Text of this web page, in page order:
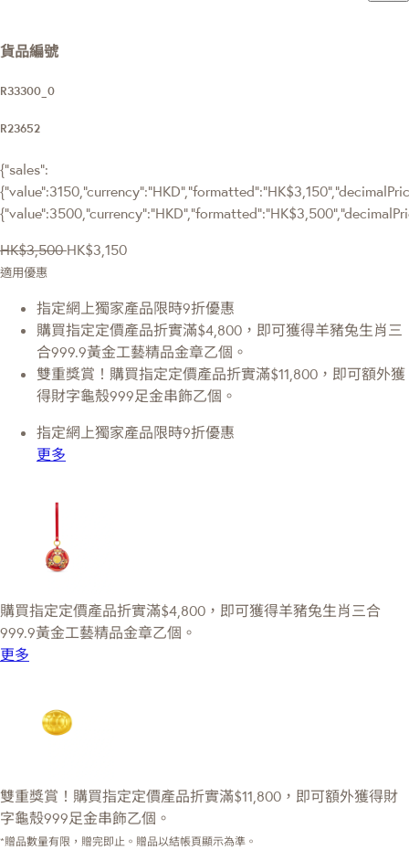
貨品編號
R33300_0
R23652
{"sales":
HK$3,500 HK$3,150
適用優惠
指定網上獨家產品限時9折優惠
購買指定定價產品折實滿$4,800，即可獲得羊豬兔生肖三
合999.9黃金工藝精品金章乙個。
雙重獎賞！購買指定定價產品折實滿$11,800，即可額外獲
得財字龜殼999足金串飾乙個。
指定網上獨家產品限時9折優惠
更多
購買指定定價產品折實滿$4,800，即可獲得羊豬兔生肖三合
999.9黃金工藝精品金章乙個。
更多
雙重獎賞！購買指定定價產品折實滿$11,800，即可額外獲得財
字龜殼999足金串飾乙個。
*贈品數量有限，贈完即止。贈品以結帳頁顯示為準。